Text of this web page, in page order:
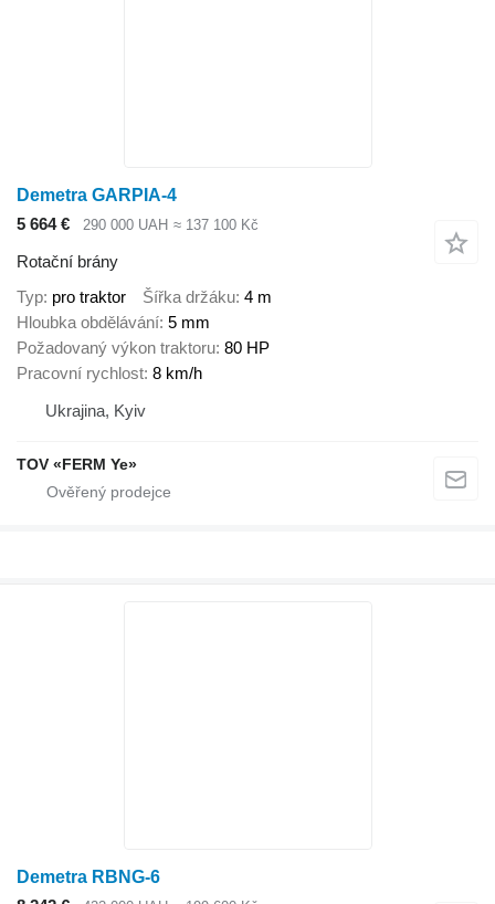
Demetra GARPIA-4
5 664 €
290 000 UAH ≈ 137 100 Kč
Rotační brány
Typ pro traktor Šířka držáku 4 m
Hloubka obdělávání 5 mm
Požadovaný výkon traktoru 80 HP
Pracovní rychlost 8 km/h
Ukrajina, Kyiv
TOV «FERM Ye»
Demetra RBNG-6